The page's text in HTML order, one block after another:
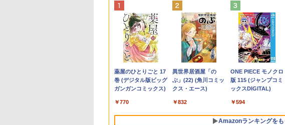
NVMe:128GB/256GB/512GB/1TB/Wi-
【中古】Panasonic
Let's note SV8 CF-
SV8TDLVS【i5-8365U
8G 256G(SSD) WiFi
12LCD(1920x1200)】
【ECセンター】保証期
間1ヶ月【ランクC】
￥22,980
【マラソンP5倍/10%オ
フクーポン】中古ノー
トパソコン Lenovo
ThinkPad L570 第6世
代Core i5 メモリ16GB
SSD256GB カメラ
DVD Bluetooth 15.6イ
ンチWindows11 Pro
送料無料 保証付き
￥26,800
【1500円OFFクーポ
ン】【訳アリ】【WEB
カメラ＋フルHD】ノー
トパソコン 中古パソコ
SSD256GB メモリ8GB
Core i5-1135G7 第11世
代 Microsoft Office付
き Windows11 東芝
PC パソコン ノートPC
￥29,800
中古パソコン | Dell |
OptiPlex 3040 SFF |
Windows11 | デスク
トップ | 一年保証 | 第6
世代 | Core i5 6500
3.2(～最大3.6)GHz |
MEM:8GB |
HDD:500GB | DVDマ
ルチ | Win11Pro64Bit
￥9,980
貴重 英語/中国語/日本
語版 WINDOWS XP
SP3 / WIN7 /WIN10 イ
ンストール（購入時選
択） シルアル
RS232C 省スペース
デスクトップパソコン
Core I3 OR I5 3.1Gヘ
ルツ以上 2Gメモリ
250Gハード DVD 【中
￥17,600
【★最大100%ポイン
ト】HP ProDesk 600
G2 SFF/第6世代 Core
i7/メモ
リ:4GB/8GB/16GB/
画面出力/Office/中古 デ
スクトップ デスクトッ
プPC/Windows11
￥22,800
【マラソンセール期間
中ポイント5倍】中古
モニター 23.8インチ
ワイド ノングレア フ
ルHD PHILIPS
243V7Q ブラック VGA
DVI HDMI スピーカー
搭載 動作確認済み 送
料無料 30日保証
￥6,980
アースドリームス 厳選
おまかせモニター 21.5
型〜27型ワイド
【HDMI対応 / FULL
HD解像度】 大手メー
カー液晶
(Dell/HP/NEC等) テレ
ワーク デュアルモニタ
ー Switch PS4 PS5対
￥6,470
中古 モニター 23イン
チ iiyama XU2390HS-
B3 スリムベゼル AH-
IPSパネル 解像度
5ms コントラスト比
1000:1 入力端子 DVI
D-Sub HDMI 中古ディ
スプレイ PCモニター
ディスプレイ 液晶モニ
￥8,550
逆転バリバリバース 1
金のバリバコイン2枚つ
き特装版 （コロコロコ
ミックス） [ 掛丸 翔 ]
￥1,760
SAKAMOTO DAYS 28
【電子書籍】[ 鈴木祐
￥572
薬屋のひとりごと 17巻
【電子書籍】[ 日向夏 ]
￥770
Anker Soundcore
P40i ブラック
Anker Soundcore
P31i ブラック
￥5,990
Anker Soundcore
Liberty 5 ミッドナイ
トブラック
￥14,990
BRUCE WAYNE feat.
Flo Milli, ATL Jacob
[Explicit]
￥250
BRUCE WAYNE feat.
Flo Milli, ATL Jacob
[Explicit]
￥250
On My Road
(Stadium ver.)
￥250
【Amazon.co.jp限
定】 い・ろ・は・す
2L PET ラベルレス
￥1,112
by Amazon 天然水
ラベルレス 500ml
×24本 富士山の天然
ミネラルウォーター
ペットボトル 静岡県
産 500ミリリットル
￥1,380
by Amazon 天然水
ラベルレス 2L×9本
￥1,117
薬屋のひとりごと 17
巻 (デジタル版ビッグ
ガンガンコミックス)
￥770
異世界居酒屋「の
ぶ」(22) (角川コミッ
クス・エース)
￥832
ONE PIECE モノクロ
版 115 (ジャンプコミ
ックスDIGITAL)
￥594
Amazonランキングをも